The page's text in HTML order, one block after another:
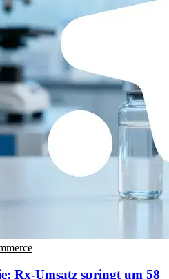
Rx-Umsatz springt um 58